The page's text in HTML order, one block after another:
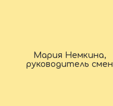
Мария Немкина,
руководитель смен